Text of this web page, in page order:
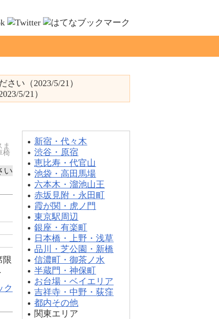
い（2023/5/21）
5/21）
椅
い
限
ク
新宿・代々木
渋谷・原宿
恵比寿・代官山
池袋・高田馬場
六本木・溜池山王
赤坂見附・永田町
霞が関・虎ノ門
東京駅周辺
銀座・有楽町
日本橋・上野・浅草
品川・芝公園・新橋
信濃町・御茶ノ水
半蔵門・神保町
お台場・ベイエリア
吉祥寺・中野・荻窪
都内その他
関東エリア